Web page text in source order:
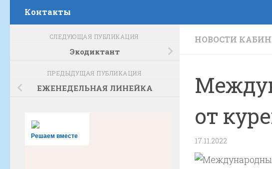
Контакты
НОВОСТИ
от
17.11.2022
СЛЕДУЮЩАЯ ПУБЛИКАЦИЯ
Экодиктант
ПРЕДЫДУЩАЯ ПУБЛИКАЦИЯ
ЕЖЕНЕДЕЛЬНАЯ ЛИНЕЙКА
Решаем вместе